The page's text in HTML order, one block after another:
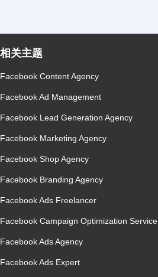
相关主题
Facebook Content Agency
Facebook Ad Management
Facebook Lead Generation Agency
Facebook Marketing Agency
Facebook Shop Agency
Facebook Branding Agency
Facebook Ads Freelancer
Facebook Campaign Optimization Service
Facebook Ads Agency
Facebook Ads Expert